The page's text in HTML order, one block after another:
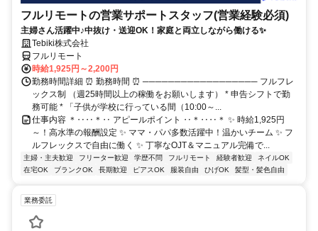
フルリモートの営業サポートスタッフ(営業経験必須)
主婦さん活躍中♪中抜け・送迎OK！家庭と両立しながら働ける✨
Tebiki株式会社
フルリモート
時給1,925円～2,200円
勤務時間詳細 ⏰ 勤務時間 ⏰ ────────────────── フルフレ
ックス制 （週25時間以上の稼働をお願いします） * 申告シフトで勤
務可能 * 「子供が学校に行っている間（10:00～...
仕事内容 ＊‥‥＊‥ アピールポイント ‥＊‥‥＊ ✨ 時給1,925円
～！高水準の報酬設定 ✨ ママ・パパ多数活躍中！温かいチーム ✨ フ
ルフレックスで自由に働く ✨ 丁寧なOJT＆マニュアル完備で...
主婦・主夫歓迎 フリーター歓迎 学歴不問 フルリモート 経験者歓迎
ネイルOK
在宅OK
ブランクOK 長期歓迎 ピアスOK 服装自由 ひげOK 髪型・髪色自由
業務委託